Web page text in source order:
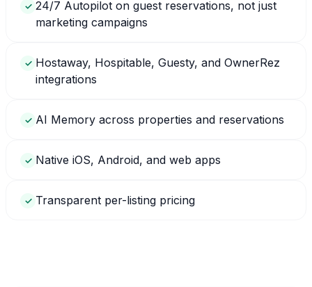
✓ 24/7 Autopilot on guest reservations, not just
marketing campaigns
✓ Hostaway, Hospitable, Guesty, and OwnerRez
integrations
✓ AI Memory across properties and reservations
✓ Native iOS, Android, and web apps
✓ Transparent per-listing pricing